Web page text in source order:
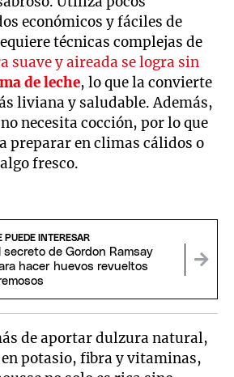
económicos y fáciles de
técnicas complejas de
suave y aireada se logra sin
de leche, lo que la convierte
liviana y saludable. Además,
necesita cocción, por lo que
preparar en climas cálidos o
fresco.
PUEDE INTERESAR
secreto de Gordon Ramsay
hacer huevos revueltos
de aportar dulzura natural,
potasio, fibra y vitaminas,